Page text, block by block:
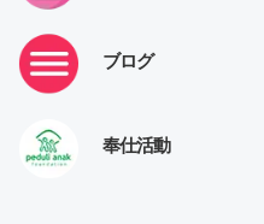
ブログ
奉仕活動